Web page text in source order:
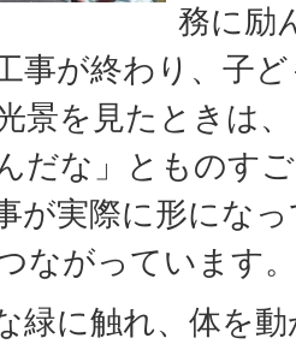
務に励
事が終わり、子
景を見たときは
だな」とものす
が実際に形にな
ながっています。
緑に触れ、体を